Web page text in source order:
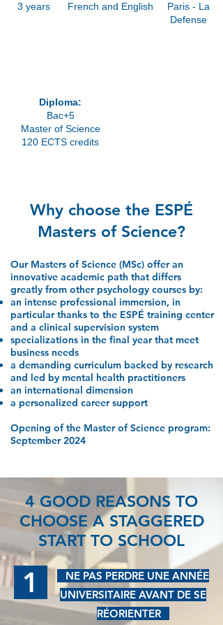
3 years
French and English
Paris - La
Defense
Diploma:
Bac+5
Master of Science
120 ECTS credits
Why choose the ESPÉ
Masters of Science?
Our Masters of Science (MSc) offer an
innovative academic path that differs
greatly from other psychology courses by:
an intense professional immersion, in
particular thanks to the ESPÉ training center
and a clinical supervision system
specializations in the final year that meet
business needs
a demanding curriculum backed by research
and led by mental health practitioners
an international dimension
a personalized career support
Opening of the Master of Science program:
September 2024
4 GOOD REASONS TO
CHOOSE A STAGGERED
START TO SCHOOL
1
NE PAS PERDRE UNE ANNÉE
UNIVERSITAIRE AVANT DE SE
RÉORIENTER